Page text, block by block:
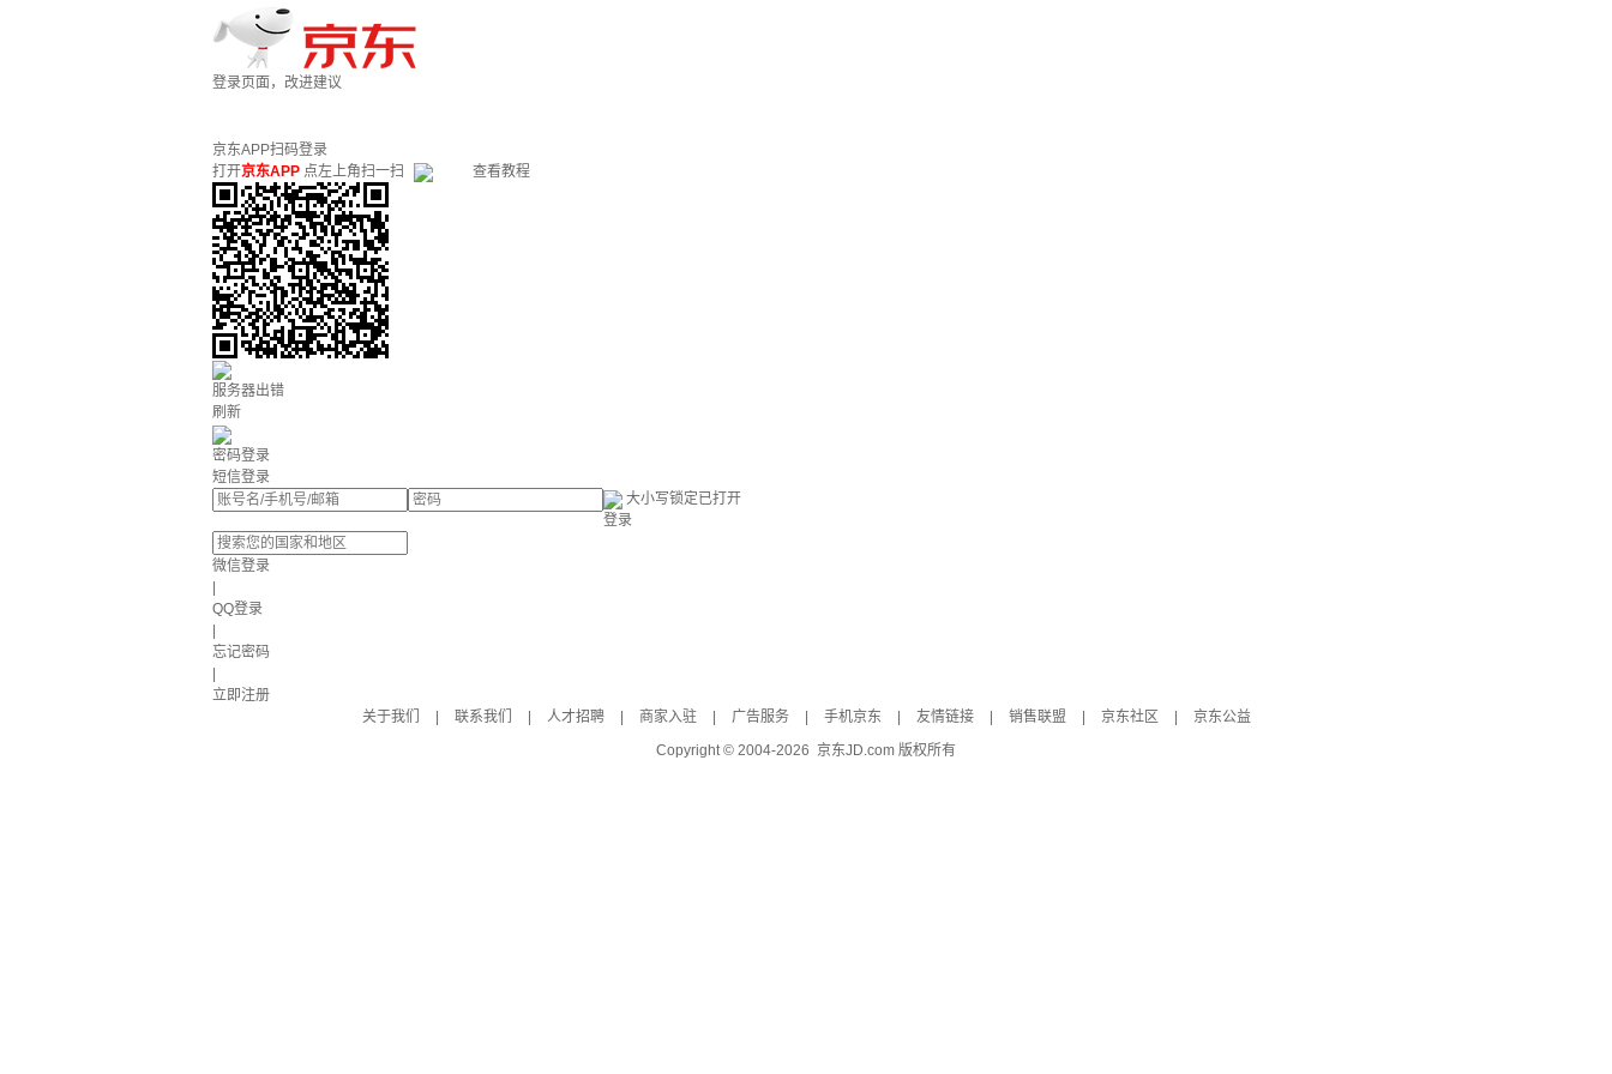
登录页面，改进建议
京东APP扫码登录
打开京东APP 点左上角扫一扫 查看教程
服务器出错
刷新
密码登录
短信登录
大小写锁定已打开
登录
微信登录
QQ登录
忘记密码
立即注册
关于我们
联系我们 人才招聘 商家入驻 广告服务 手机京东 友情链接 销售联盟 京东社区
京东公益
Copyright © 2004-2026 京东JD.com 版权所有